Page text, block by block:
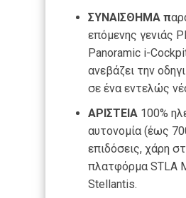
ΣΥΝΑΙΣΘΗΜΑ π
επόμενης γενιάς
Panoramic i-
ανεβάζει την
σε ένα εντελώς
ΑΡΙΣΤΕΙΑ 100%
αυτονομία (έως
επιδόσεις, χάρη
πλατφόρμα STLA
Stellantis.